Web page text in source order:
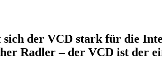
der VCD stark für die
Radler – der VCD ist der